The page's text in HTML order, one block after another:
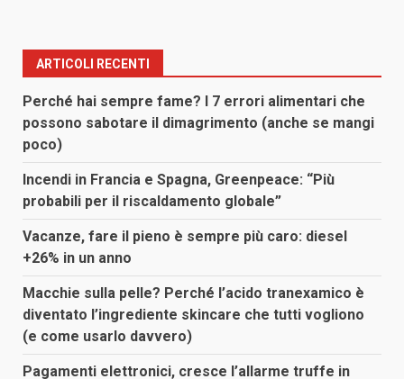
ARTICOLI RECENTI
Perché hai sempre fame? I 7 errori alimentari che
possono sabotare il dimagrimento (anche se mangi
poco)
Incendi in Francia e Spagna, Greenpeace: “Più
probabili per il riscaldamento globale”
Vacanze, fare il pieno è sempre più caro: diesel
+26% in un anno
Macchie sulla pelle? Perché l’acido tranexamico è
diventato l’ingrediente skincare che tutti vogliono
(e come usarlo davvero)
Pagamenti elettronici, cresce l’allarme truffe in